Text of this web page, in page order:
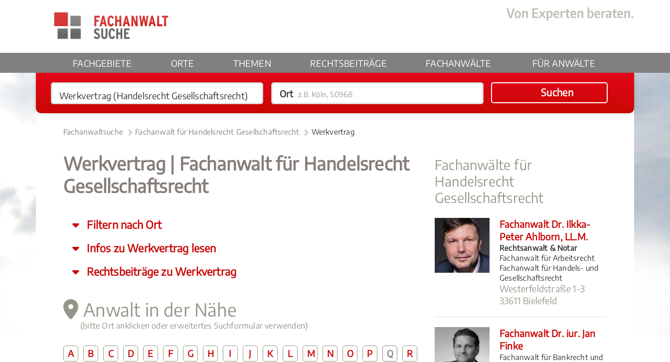
FACHGEBIETE ORTE THEMEN RECHTSBEITRÄGE FACHANWÄLTE FÜR ANWÄLTE
Ort z.B. Köln, 50968 Suchen
Fachanwaltsuche Fachanwalt für Handelsrecht Gesellschaftsrecht Werkvertrag
Werkvertrag | Fachanwalt für Handelsrecht
Gesellschaftsrecht
Filtern nach Ort
Infos zu Werkvertrag lesen
Rechtsbeiträge zu Werkvertrag
Anwalt in der Nähe
(bitte Ort anklicken oder erweitertes Suchformular verwenden)
A B C D E F G H I J K L M N O P Q
R
Fachanwälte für
Handelsrecht
Gesellschaftsrecht
Fachanwalt Dr. Ilkka-
Peter Ahlborn, LL.M.
Rechtsanwalt & Notar
Fachanwalt für Arbeitsrecht
Fachanwalt für Handels- und
Gesellschaftsrecht
Westerfeldstraße 1-3
33611 Bielefeld
Fachanwalt Dr. iur. Jan
Finke
Fachanwalt für Bankrecht und